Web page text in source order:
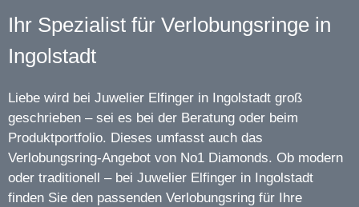
Ihr Spezialist für Verlobungsringe in
Ingolstadt
Liebe wird bei Juwelier Elfinger in Ingolstadt groß
geschrieben – sei es bei der Beratung oder beim
Produktportfolio. Dieses umfasst auch das
Verlobungsring-Angebot von No1 Diamonds. Ob modern
oder traditionell – bei Juwelier Elfinger in Ingolstadt
finden Sie den passenden Verlobungsring für Ihre